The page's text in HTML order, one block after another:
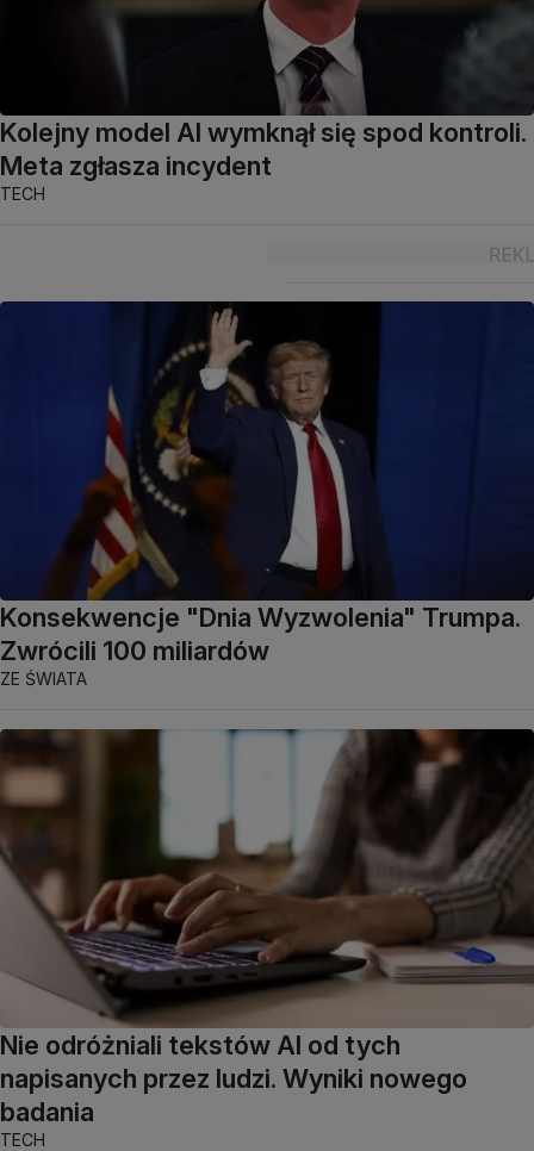
Kolejny model AI wymknął się spod kontroli.
Meta zgłasza incydent
TECH
Konsekwencje "Dnia Wyzwolenia" Trumpa.
Zwrócili 100 miliardów
ZE ŚWIATA
Nie odróżniali tekstów AI od tych
napisanych przez ludzi. Wyniki nowego
badania
TECH